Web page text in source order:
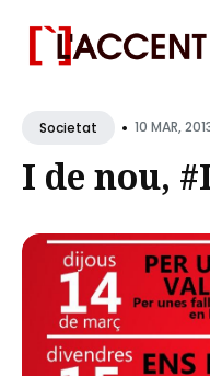
for
Blog
Societat • 10 MAR,
I de nou,